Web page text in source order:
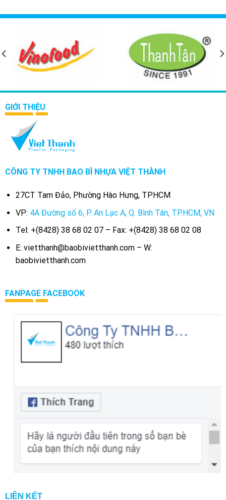
GIỚI THIỆU
CÔNG TY TNHH BAO BÌ NHỰA VIỆT THÀNH
27CT Tam Đảo, Phường Hào Hưng, TPHCM
VP: 4A Đường số 6, P. An Lạc A, Q. Bình Tân, TP.HCM, VN
Tel: +(8428) 38 68 02 07 – Fax: +(8428) 38 68 02 08
E: vietthanh@baobivietthanh.com – W:
baobivietthanh.com
FANPAGE FACEBOOK
LIÊN KẾT